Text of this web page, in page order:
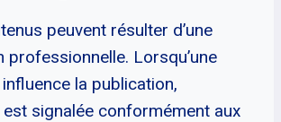
peuvent résulter d’une
professionnelle. Lorsqu’une
la publication,
est signalée conformément aux